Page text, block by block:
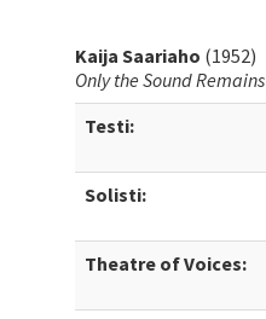
Kaija Saariaho (1952)
Only the Sound Remains
Testi:
Solisti:
Theatre of Voices: